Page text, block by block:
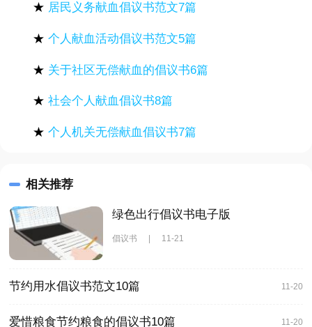
★ 居民义务献血倡议书范文7篇
★个人献血活动倡议书范文5篇
★ 关于社区无偿献血的倡议书6篇
★社会个人献血倡议书8篇
★个人机关无偿献血倡议书7篇
相关推荐
绿色出行倡议书电子版
倡议书 | 11-21
节约用水倡议书范文10篇 11-20
爱惜粮食节约粮食的倡议书10篇 11-20